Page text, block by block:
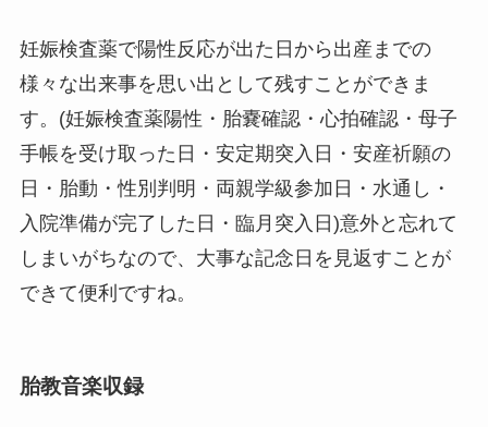
妊娠検査薬で陽性反応が出た日から出産までの
様々な出来事を思い出として残すことができま
す。(妊娠検査薬陽性・胎嚢確認・心拍確認・母子
手帳を受け取った日・安定期突入日・安産祈願の
日・胎動・性別判明・両親学級参加日・水通し・
入院準備が完了した日・臨月突入日)意外と忘れて
しまいがちなので、大事な記念日を見返すことが
できて便利ですね。
胎教音楽収録